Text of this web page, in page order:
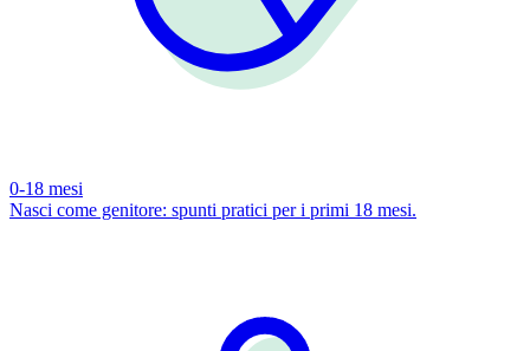
0-18 mesi
Nasci come genitore: spunti pratici per i primi 18 mesi.